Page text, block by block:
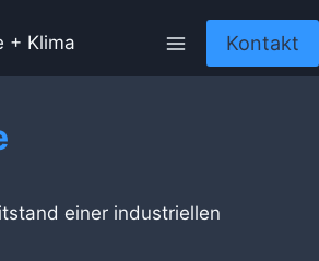
+ Klima Kontakt